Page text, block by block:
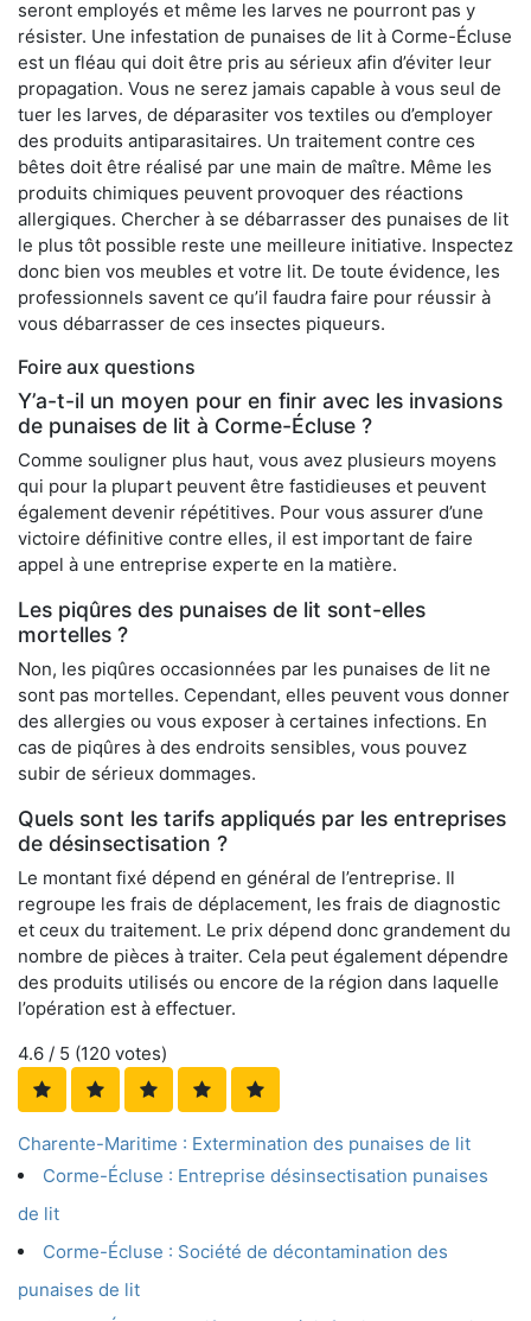
seront employés et même les larves ne pourront pas y
résister. Une infestation de punaises de lit à Corme-Écluse
est un fléau qui doit être pris au sérieux afin d’éviter leur
propagation. Vous ne serez jamais capable à vous seul de
tuer les larves, de déparasiter vos textiles ou d’employer
des produits antiparasitaires. Un traitement contre ces
bêtes doit être réalisé par une main de maître. Même les
produits chimiques peuvent provoquer des réactions
allergiques. Chercher à se débarrasser des punaises de lit
le plus tôt possible reste une meilleure initiative. Inspectez
donc bien vos meubles et votre lit. De toute évidence, les
professionnels savent ce qu’il faudra faire pour réussir à
vous débarrasser de ces insectes piqueurs.
Foire aux questions
Y’a-t-il un moyen pour en finir avec les invasions
de punaises de lit à Corme-Écluse ?
Comme souligner plus haut, vous avez plusieurs moyens
qui pour la plupart peuvent être fastidieuses et peuvent
également devenir répétitives. Pour vous assurer d’une
victoire définitive contre elles, il est important de faire
appel à une entreprise experte en la matière.
Les piqûres des punaises de lit sont-elles
mortelles ?
Non, les piqûres occasionnées par les punaises de lit ne
sont pas mortelles. Cependant, elles peuvent vous donner
des allergies ou vous exposer à certaines infections. En
cas de piqûres à des endroits sensibles, vous pouvez
subir de sérieux dommages.
Quels sont les tarifs appliqués par les entreprises
de désinsectisation ?
Le montant fixé dépend en général de l’entreprise. Il
regroupe les frais de déplacement, les frais de diagnostic
et ceux du traitement. Le prix dépend donc grandement du
nombre de pièces à traiter. Cela peut également dépendre
des produits utilisés ou encore de la région dans laquelle
l’opération est à effectuer.
4.6 / 5 (120 votes)
Charente-Maritime : Extermination des punaises de lit
Corme-Écluse : Entreprise désinsectisation punaises
de lit
Corme-Écluse : Société de décontamination des
punaises de lit